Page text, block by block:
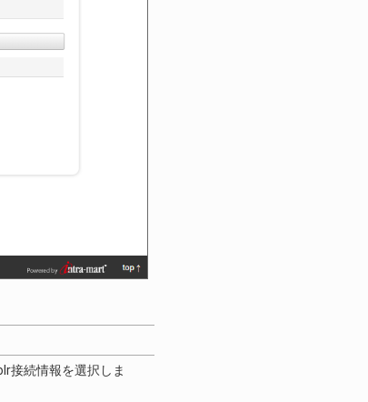
接続情報を選択しま